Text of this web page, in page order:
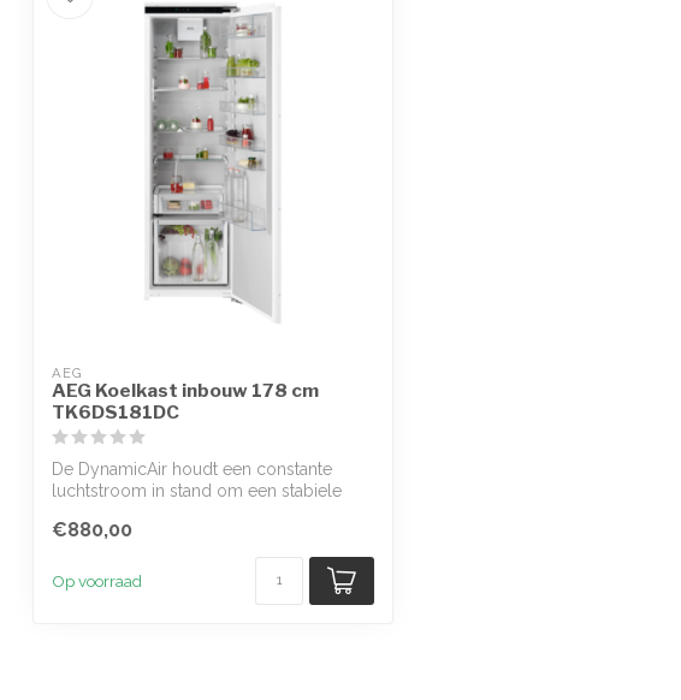
AEG
AEG Koelkast inbouw 178 cm
TK6DS181DC
De DynamicAir houdt een constante
luchtstroom in stand om een stabiele
€880,00
Op voorraad